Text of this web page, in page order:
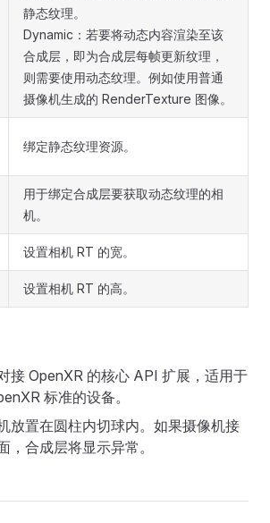
静态纹理。
Dynamic：若要将动态内容渲染至该
合成层，即为合成层每帧更新纹理，
则需要使用动态纹理。例如使用普通
摄像机生成的 RenderTexture 图像。
绑定静态纹理资源。
用于绑定合成层要获取动态纹理的相
机。
设置相机 RT 的宽。
设置相机 RT 的高。
接 OpenXR 的核心 API 扩展，适用于
标准的设备。
放置在圆柱内切球内。如果摄像机接
，合成层将显示异常。